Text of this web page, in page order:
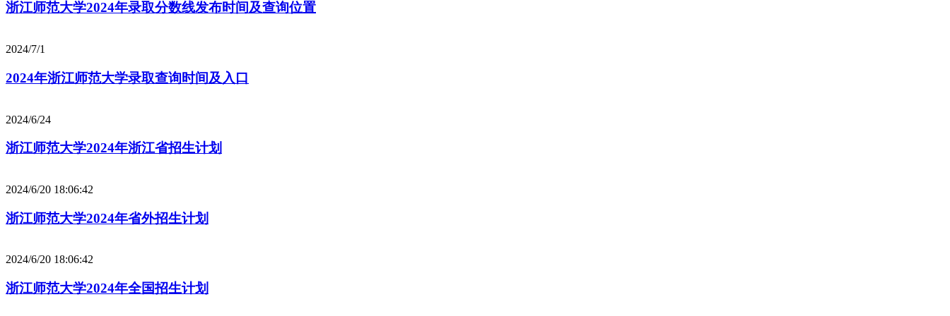
浙江师范大学2024年录取分数线发布时间及查询位置
2024/7/1
2024年浙江师范大学录取查询时间及入口
2024/6/24
浙江师范大学2024年浙江省招生计划
2024/6/20 18:06:42
浙江师范大学2024年省外招生计划
2024/6/20 18:06:42
浙江师范大学2024年全国招生计划